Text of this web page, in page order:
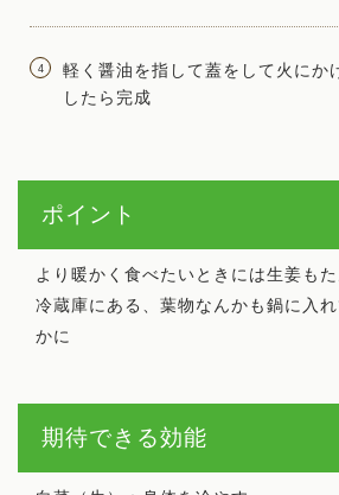
軽く醤油を指して蓋をして火にか
したら完成
ポイント
より暖かく食べたいときには生姜も
冷蔵庫にある、葉物なんかも鍋に入
かに
期待できる効能